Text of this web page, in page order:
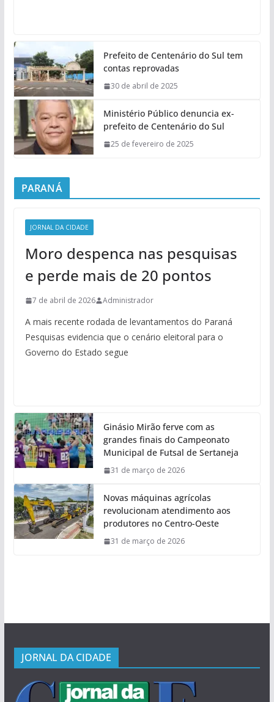
Prefeito de Centenário do Sul tem
contas reprovadas
30 de abril de 2025
Ministério Público denuncia ex-
prefeito de Centenário do Sul
25 de fevereiro de 2025
PARANÁ
JORNAL DA CIDADE
Moro despenca nas pesquisas
e perde mais de 20 pontos
7 de abril de 2026 Administrador
A mais recente rodada de levantamentos do Paraná
Pesquisas evidencia que o cenário eleitoral para o
Governo do Estado segue
Ginásio Mirão ferve com as
grandes finais do Campeonato
Municipal de Futsal de Sertaneja
31 de março de 2026
Novas máquinas agrícolas
revolucionam atendimento aos
produtores no Centro-Oeste
31 de março de 2026
JORNAL DA CIDADE